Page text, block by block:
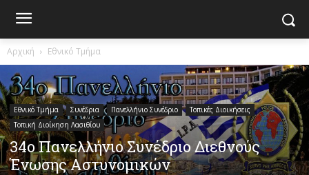
Αρχική Εθνικό Τμήμα
Εθνικό Τμήμα Συνέδρια Πανελλήνιο Συνέδριο
Τοπικές Διοικήσεις
Τοπική Διοίκηση Λασιθίου
34ο Πανελλήνιο Συνέδριο Διεθνούς
Ένωσης Αστυνομικών